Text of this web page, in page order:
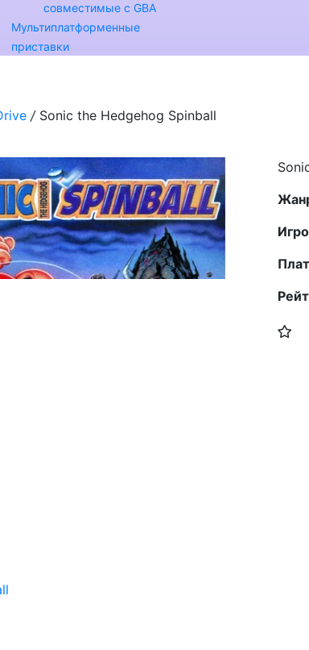
совместимые с GBA
Мультиплатформенные
приставки
/ Sonic the Hedgehog Spinball